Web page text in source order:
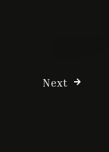
Next